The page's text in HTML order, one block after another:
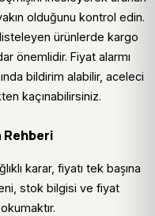
olduğunu kontrol edin.
ürünlerde kargo
önemlidir. Fiyat alarmı
bildirim alabilir, aceleci
kaçınabilirsiniz.
Rehberi
karar, fiyatı tek başına
stok bilgisi ve fiyat